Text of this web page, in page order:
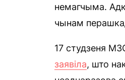
немагчыма.
чынам
17 студзеня
заявіла, што